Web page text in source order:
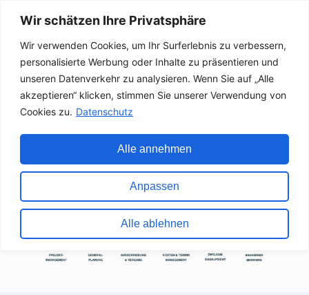
Wir schätzen Ihre Privatsphäre
Wir verwenden Cookies, um Ihr Surferlebnis zu verbessern,
personalisierte Werbung oder Inhalte zu präsentieren und
unseren Datenverkehr zu analysieren. Wenn Sie auf „Alle
akzeptieren“ klicken, stimmen Sie unserer Verwendung von
Cookies zu. Datenschutz
Anpassen
Alle ablehnen
Alle annehmen